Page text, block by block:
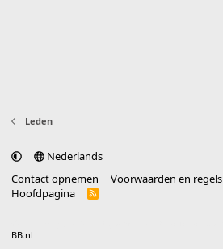
Leden
Nederlands
Contact opnemen
Voorwaarden en regels
Hoofdpagina
R
BB.nl